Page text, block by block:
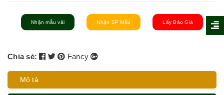
Nhận mẫu vải Nhận SP Mẫu Lấy Báo Giá
Chia sẻ: Fancy
Mô tả